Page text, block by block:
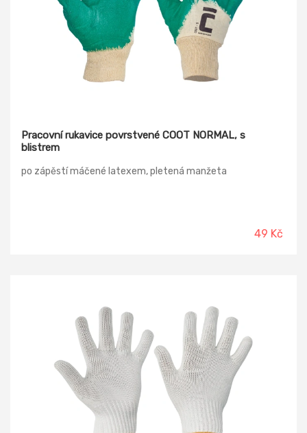
Pracovní rukavice povrstvené COOT NORMAL, s
blistrem
po zápěstí máčené latexem, pletená manžeta
49 Kč